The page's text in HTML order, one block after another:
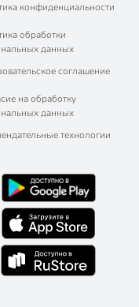
конфиденциальности
обработки
данных
соглашение
на обработку
данных
технологии